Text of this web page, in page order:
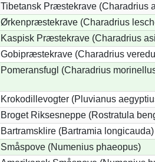
Tibetansk Præstekrave (Charadrius
Ørkenpræstekrave (Charadrius
Kaspisk Præstekrave (Charadrius
Gobipræstekrave (Charadrius
Pomeransfugl (Charadrius
Krokodillevogter (Pluvianus
Broget Riksesneppe (Rostratula
Bartramsklire (Bartramia longicauda)
Småspove (Numenius phaeopus)